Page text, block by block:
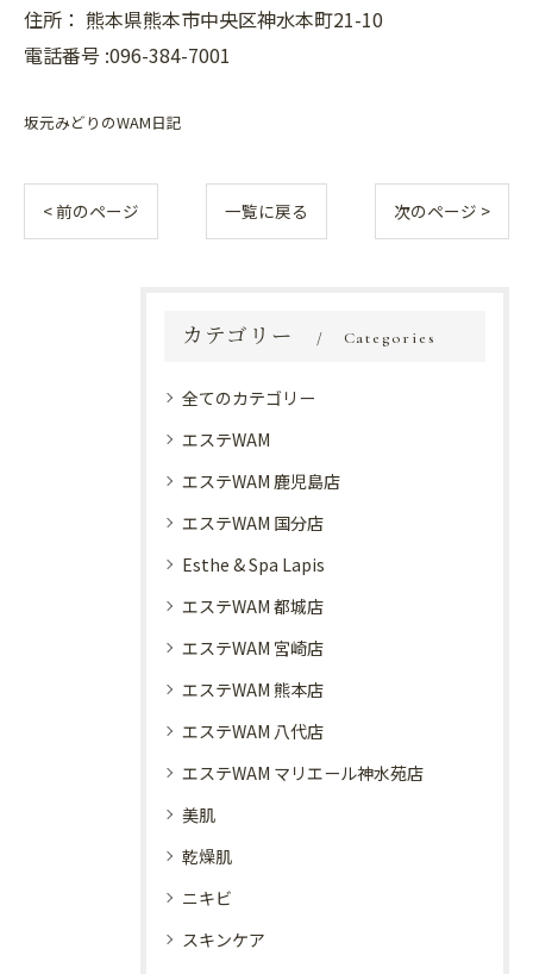
住所： 熊本県熊本市中央区神水本町21-10
電話番号 :096-384-7001
坂元みどりのWAM日記
< 前のページ 一覧に戻る 次のページ >
カテゴリー Categories
全てのカテゴリー
エステWAM
エステWAM 鹿児島店
エステWAM 国分店
Esthe & Spa Lapis
エステWAM 都城店
エステWAM 宮崎店
エステWAM 熊本店
エステWAM 八代店
エステWAM マリエール神水苑店
美肌
乾燥肌
ニキビ
スキンケア